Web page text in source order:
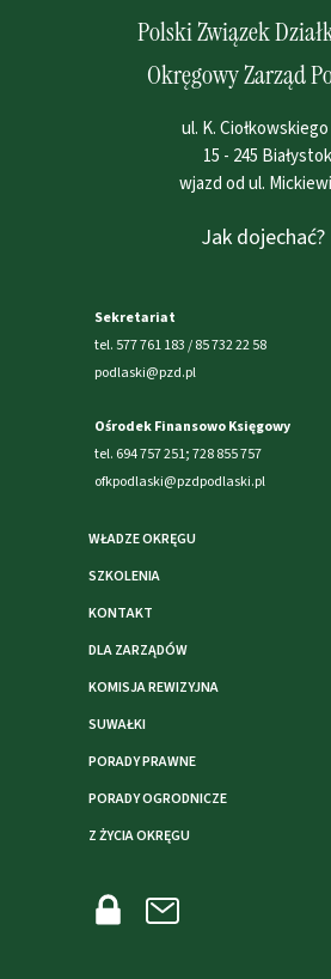
Jak dojechać?
Polski Związek
Okręgowy Zarząd
ul. K.
15 - 245 Białystok
wjazd od ul.
Sekretariat
tel. 577 761 183 / 85 732 22 58
podlaski@pzd.pl
Ośrodek Finansowo Księgowy
tel. 694 757 251; 728 855 757
ofkpodlaski@pzdpodlaski.pl
WŁADZE OKRĘGU
SZKOLENIA
KONTAKT
DLA ZARZĄDÓW
KOMISJA REWIZYJNA
SUWAŁKI
PORADY PRAWNE
PORADY OGRODNICZE
Z ŻYCIA OKRĘGU